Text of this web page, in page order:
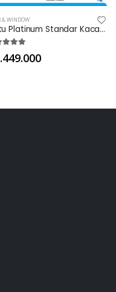
& WINDOW
Pintu Platinum Standar Kaca - PAB